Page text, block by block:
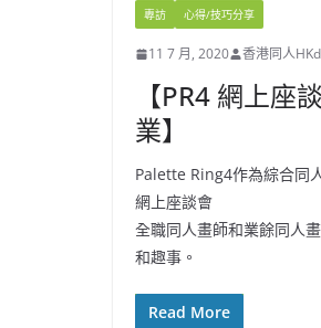
專訪 心得/技巧分享
11 7 月, 2020 香港同人
【PR4 網上
業】
Palette Ring4作為綜合同
網上座談會
全職同人畫師和業餘同人
和趣事。
Read More